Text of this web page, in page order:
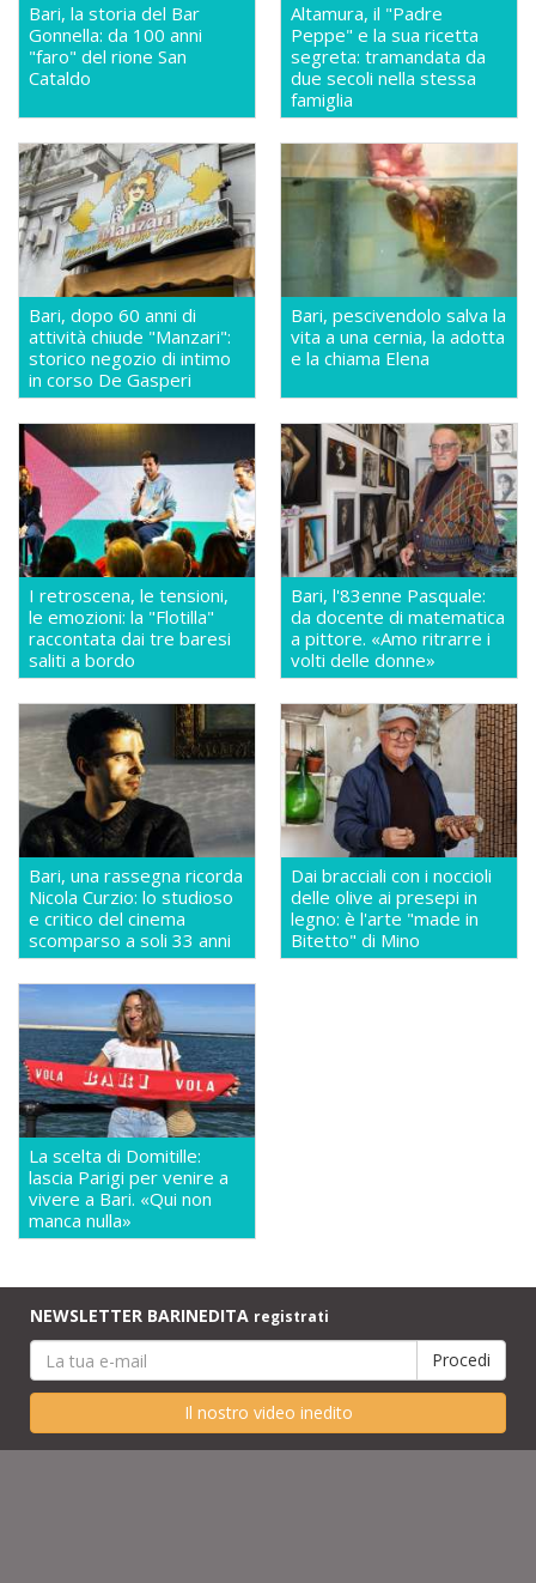
Bari, la storia del Bar
Gonnella: da 100 anni
"faro" del rione San
Cataldo
Altamura, il "Padre
Peppe" e la sua ricetta
segreta: tramandata da
due secoli nella stessa
famiglia
Bari, dopo 60 anni di
attività chiude "Manzari":
storico negozio di intimo
in corso De Gasperi
Bari, pescivendolo salva la
vita a una cernia, la adotta
e la chiama Elena
I retroscena, le tensioni,
le emozioni: la "Flotilla"
raccontata dai tre baresi
saliti a bordo
Bari, l'83enne Pasquale:
da docente di matematica
a pittore. «Amo ritrarre i
volti delle donne»
Bari, una rassegna ricorda
Nicola Curzio: lo studioso
e critico del cinema
scomparso a soli 33 anni
Dai bracciali con i noccioli
delle olive ai presepi in
legno: è l'arte "made in
Bitetto" di Mino
La scelta di Domitille:
lascia Parigi per venire a
vivere a Bari. «Qui non
manca nulla»
NEWSLETTER BARINEDITA registrati
Il nostro video inedito